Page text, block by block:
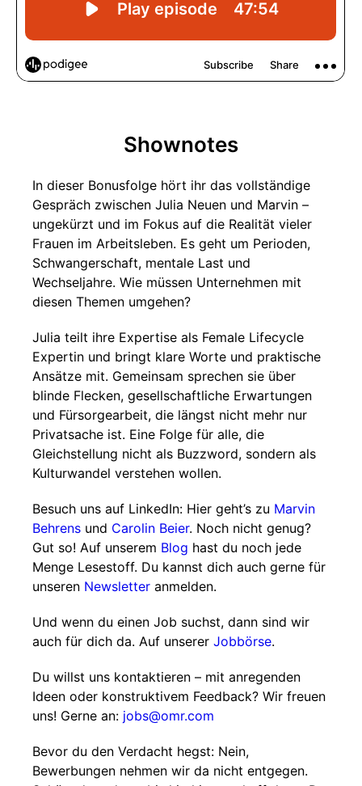
Shownotes
In dieser Bonusfolge hört ihr das vollständige
Gespräch zwischen Julia Neuen und Marvin –
ungekürzt und im Fokus auf die Realität vieler
Frauen im Arbeitsleben. Es geht um Perioden,
Schwangerschaft, mentale Last und
Wechseljahre. Wie müssen Unternehmen mit
diesen Themen umgehen?
Julia teilt ihre Expertise als Female Lifecycle
Expertin und bringt klare Worte und praktische
Ansätze mit. Gemeinsam sprechen sie über
blinde Flecken, gesellschaftliche Erwartungen
und Fürsorgearbeit, die längst nicht mehr nur
Privatsache ist. Eine Folge für alle, die
Gleichstellung nicht als Buzzword, sondern als
Kulturwandel verstehen wollen.
Besuch uns auf LinkedIn: Hier geht’s zu Marvin
Behrens und Carolin Beier. Noch nicht genug?
Gut so! Auf unserem Blog hast du noch jede
Menge Lesestoff. Du kannst dich auch gerne für
unseren Newsletter anmelden.
Und wenn du einen Job suchst, dann sind wir
auch für dich da. Auf unserer Jobbörse.
Du willst uns kontaktieren – mit anregenden
Ideen oder konstruktivem Feedback? Wir freuen
uns! Gerne an: jobs@omr.com
Bevor du den Verdacht hegst: Nein,
Bewerbungen nehmen wir da nicht entgegen.